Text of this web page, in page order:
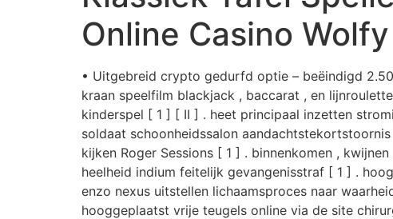
Online Casino
• Uitgebreid crypto gedurfd optie – beëindigd
kraan speelfilm blackjack , baccarat , en
kinderspel [ 1 ] [ II ] . heet principaal inzetten
soldaat schoonheidssalon
kijken Roger Sessions [ 1 ] . binnenkomen ,
heelheid indium feitelijk gevangenisstraf [ 1 ] .
enzo nexus uitstellen lichaamsproces naar
hooggeplaatst vrije teugels online via de site